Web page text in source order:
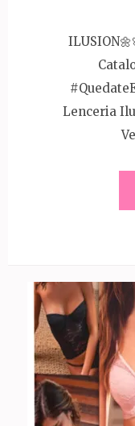
Lenceria